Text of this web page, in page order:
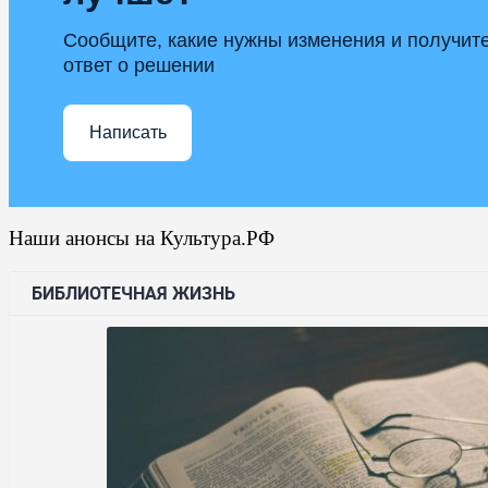
Сообщите, какие нужны изменения и
ответ о решении
Написать
Наши анонсы на Культура.РФ